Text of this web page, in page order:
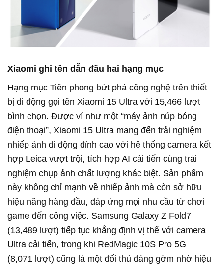
Xiaomi ghi tên dẫn đầu hai hạng mục
Hạng mục Tiên phong bứt phá công nghệ trên thiết
bị di động gọi tên Xiaomi 15 Ultra với 15,466 lượt
bình chọn. Được ví như một “máy ảnh núp bóng
điện thoại”, Xiaomi 15 Ultra mang đến trải nghiệm
nhiếp ảnh di động đỉnh cao với hệ thống camera kết
hợp Leica vượt trội, tích hợp AI cải tiến cùng trải
nghiệm chụp ảnh chất lượng khác biệt. Sản phẩm
này không chỉ mạnh về nhiếp ảnh mà còn sở hữu
hiệu năng hàng đầu, đáp ứng mọi nhu cầu từ chơi
game đến công việc. Samsung Galaxy Z Fold7
(13,489 lượt) tiếp tục khẳng định vị thế với camera
Ultra cải tiến, trong khi RedMagic 10S Pro 5G
(8,071 lượt) cũng là một đối thủ đáng gờm nhờ hiệu